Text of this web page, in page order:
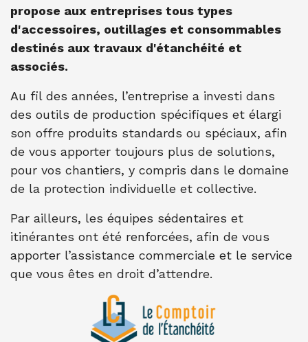
propose aux entreprises tous types
d'accessoires, outillages et consommables
destinés aux travaux d'étanchéité et
associés.
Au fil des années, l’entreprise a investi dans
des outils de production spécifiques et élargi
son offre produits standards ou spéciaux, afin
de vous apporter toujours plus de solutions,
pour vos chantiers, y compris dans le domaine
de la protection individuelle et collective.
Par ailleurs, les équipes sédentaires et
itinérantes ont été renforcées, afin de vous
apporter l’assistance commerciale et le service
que vous êtes en droit d’attendre.